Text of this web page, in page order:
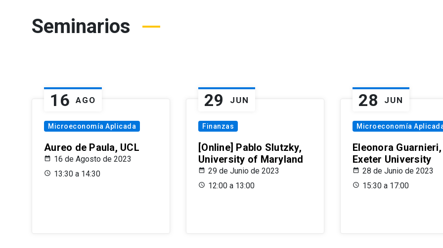
Seminarios
16 AGO
Microeconomía Aplicada
Aureo de Paula, UCL
16 de Agosto de 2023
13:30 a 14:30
29 JUN
Finanzas
[Online] Pablo Slutzky,
University of Maryland
29 de Junio de 2023
12:00 a 13:00
28 JUN
Microeconomía
Eleonora Guarnieri,
Exeter University
28 de Junio de 2023
15:30 a 17:00